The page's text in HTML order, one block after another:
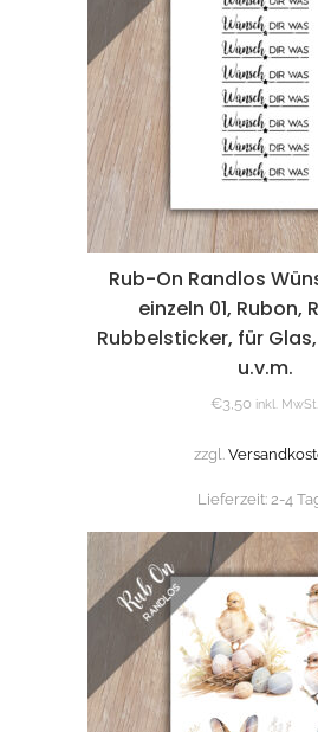
Rub-On Randlos
einzeln 01, Rubon,
Rubbelsticker, für
u.v.m.
€3,50 inkl. MwSt.
zzgl.
Lieferzeit: 2-4